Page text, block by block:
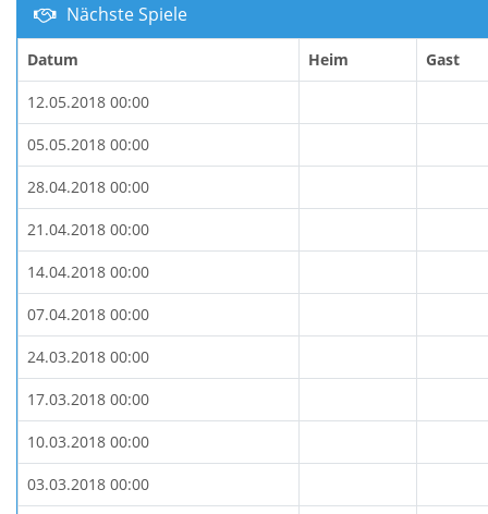
Nächste Spiele
Datum Heim Gast
12.05.2018 00:00
05.05.2018 00:00
28.04.2018 00:00
21.04.2018 00:00
14.04.2018 00:00
07.04.2018 00:00
24.03.2018 00:00
17.03.2018 00:00
10.03.2018 00:00
03.03.2018 00:00